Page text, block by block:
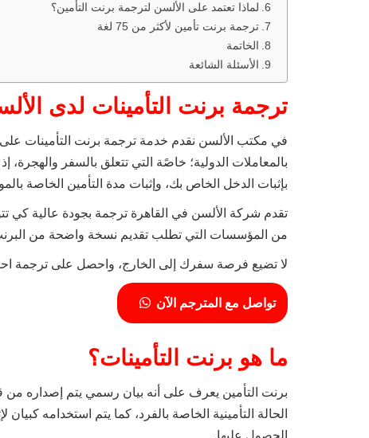
لماذا تعتمد على الألسن لترجمة برنت التأمين؟
ترجمة برنت تأمين لأكثر من 75 لغة
الخاتمة
الأسئلة الشائعة
ترجمة برنت التأمينات لدى
في مكتب الألسن نقدم خدمة ترجمة برنت التأمينات على
بالمعاملات الدولية؛ خاصًة التي تتعلق بالسفر
بإثبات الدخل الخاص بك، وإثبات مدة التأمين الخاصة
تقدم شركة الألسن في القاهرة ترجمة بجودة عالية كي
من المؤسسات التي تطلب تقديم نسخة واضحة من البرنت
لا تضيع فرصة سفرك إلى الخارج، واحصل على ترجمة
تواصل مع المترجم الآن
ما هو برنت التأمينات؟
برنت التأمين يعرف على أنه بيان رسمي يتم إصداره من
الحالة التأمينية الخاصة بالفرد، كما يتم استخدامه